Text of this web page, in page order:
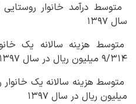
سال ۱۳۹۷
متوسط هزینه سالانه یک
۹/۳۱۴ میلیون ریال در سال ۱۳۹۷
میلیون ریال در سال ۱۳۹۷